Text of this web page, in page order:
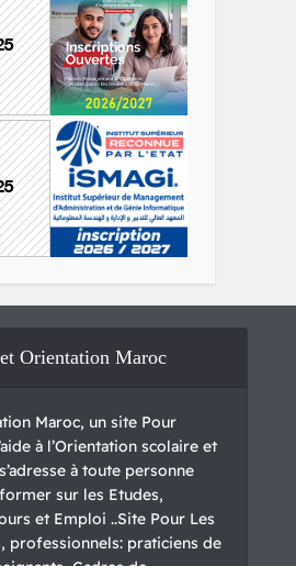
Orientation Maroc
Maroc, un site Pour
à l’Orientation scolaire et
à toute personne
sur les Etudes,
et Emploi ..Site Pour Les
professionnels: praticiens de